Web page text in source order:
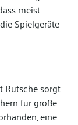
meist
Spielgeräte
Rutsche sorgt
für große
eine